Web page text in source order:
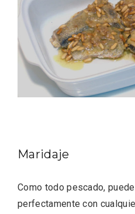
Maridaje
Como todo pescado,
perfectamente con
V Feria Europea del
Serrada